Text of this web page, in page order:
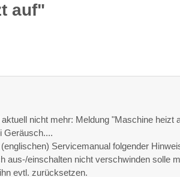
auf"
nicht mehr: Meldung "Maschine heizt
Geräusch....
Servicemanual folgender
aus-/einschalten nicht verschwinden solle
evtl. zurücksetzen.